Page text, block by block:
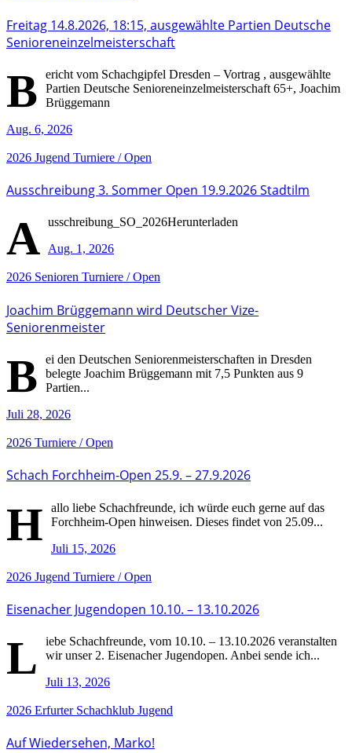
Freitag 14.8.2026, 18:15, ausgewählte Partien Deutsche
Senioreneinzelmeisterschaft
B
ericht vom Schachgipfel Dresden – Vortrag , ausgewählte
Partien Deutsche Senioreneinzelmeisterschaft 65+, Joachim
Brüggemann
Aug. 6, 2026
2026 Jugend Turniere / Open
Ausschreibung 3. Sommer Open 19.9.2026 Stadtilm
A usschreibung_SO_2026Herunterladen
Aug. 1, 2026
2026 Senioren Turniere / Open
Joachim Brüggemann wird Deutscher Vize-
Seniorenmeister
B
ei den Deutschen Seniorenmeisterschaften in Dresden
belegte Joachim Brüggemann mit 7,5 Punkten aus 9
Partien...
Juli 28, 2026
2026 Turniere / Open
Schach Forchheim-Open 25.9. – 27.9.2026
H
allo liebe Schachfreunde, ich würde euch gerne auf das
Forchheim-Open hinweisen. Dieses findet von 25.09...
Juli 15, 2026
2026 Jugend Turniere / Open
Eisenacher Jugendopen 10.10. – 13.10.2026
L
iebe Schachfreunde, vom 10.10. – 13.10.2026 veranstalten
wir unser 2. Eisenacher Jugendopen. Anbei sende ich...
Juli 13, 2026
2026 Erfurter Schachklub Jugend
Auf Wiedersehen, Marko!